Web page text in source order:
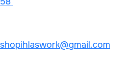
shopihlaswork@gmail.com